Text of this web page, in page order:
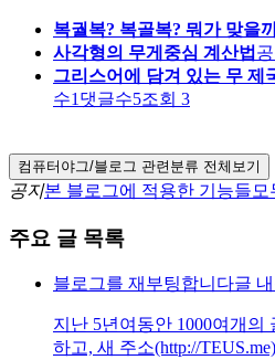
복궐복? 복골복? 뭐가 맞을
사각형의 무게중심 계산법
그리스어에 담겨 있는 무 제
수1 댓글수5조회 3
컴퓨터야그/블로그 관련 분류 전체보기
공지본 블로그에 적용한 기능들 모
주요 글 목록
블로그를 재부팅합니다글
지난 5년여동안 1000여개의
하고, 새 주소(http://